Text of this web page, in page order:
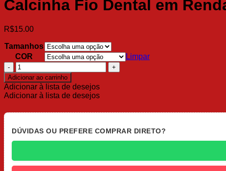
Calcinha Fio Dental em
R$15.00
Tamanhos
COR
Limpar
Calcinha
Fio
Dental
em
Renda
quantidade
Adicionar ao carrinho
Adicionar à lista de desejos
Adicionar à lista de desejos
DÚVIDAS OU PREFERE COMPRAR DIRETO?